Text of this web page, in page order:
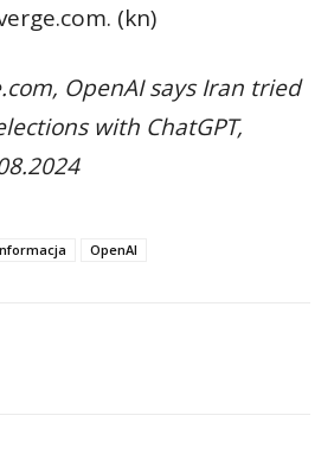
(kn)
OpenAI says Iran tried
with ChatGPT,
OpenAI